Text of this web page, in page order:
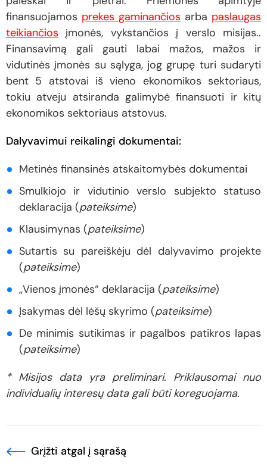
finansuojamos prekes gaminančios arba paslaugas
teikiančios įmonės, vykstančios į verslo misijas..
Finansavimą gali gauti labai mažos, mažos ir
vidutinės įmonės su sąlyga, jog grupę turi sudaryti
bent 5 atstovai iš vieno ekonomikos sektoriaus,
tokiu atveju atsiranda galimybė finansuoti ir kitų
ekonomikos sektoriaus atstovus.
Dalyvavimui reikalingi dokumentai:
Metinės finansinės atskaitomybės dokumentai
Smulkiojo ir vidutinio verslo subjekto statuso
deklaracija (pateiksime)
Klausimynas (pateiksime)
Sutartis su pareiškėju dėl dalyvavimo projekte
(pateiksime)
„Vienos įmonės“ deklaracija (pateiksime)
Įsakymas dėl lėšų skyrimo (pateiksime)
De minimis sutikimas ir pagalbos patikros lapas
(pateiksime)
* Misijos data yra preliminari. Priklausomai nuo
individualių interesų data gali būti koreguojama.
Grįžti atgal į sąrašą